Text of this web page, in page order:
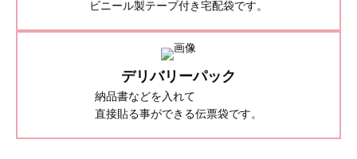
ビニール製テープ付き宅配袋です。
デリバリーパック
納品書などを入れて
直接貼る事ができる伝票袋です。